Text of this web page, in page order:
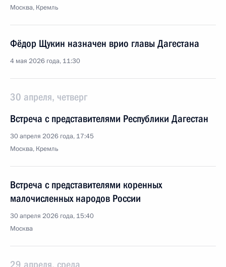
Москва, Кремль
Фёдор Щукин назначен врио главы Дагестана
4 мая 2026 года, 11:30
30 апреля, четверг
Встреча с представителями Республики Дагестан
30 апреля 2026 года, 17:45
Москва, Кремль
Встреча с представителями коренных
малочисленных народов России
30 апреля 2026 года, 15:40
Москва
29 апреля, среда